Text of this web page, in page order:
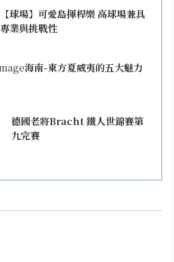
【球場】可愛島揮桿樂 高球場兼具
專業與挑戰性
海南-東方夏威夷的五大魅力
德國老將Bracht 鐵人世錦賽第
九完賽